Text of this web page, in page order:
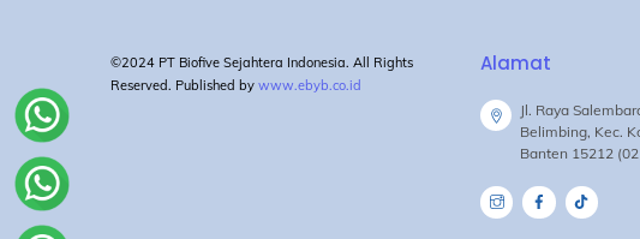
©2024 PT Biofive Sejahtera Indonesia. All Rights
Reserved. Published by www.ebyb.co.id
Alamat
Jl. Raya
Belimbing, Kec.
Banten 15212